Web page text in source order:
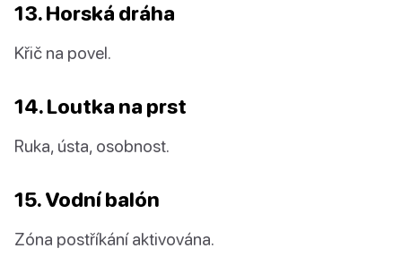
13. Horská dráha
Křič na povel.
14. Loutka na prst
Ruka, ústa, osobnost.
15. Vodní balón
Zóna postříkání aktivována.